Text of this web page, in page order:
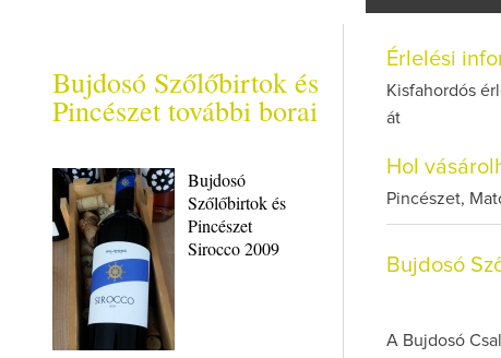
Bujdosó Szőlőbirtok és
Pincészet további borai
Bujdosó
Szőlőbirtok és
Pincészet
Sirocco 2009
Érlelési
Kisfahordós
át
Hol
Pincészet,
Bujdosó
A Bujdosó